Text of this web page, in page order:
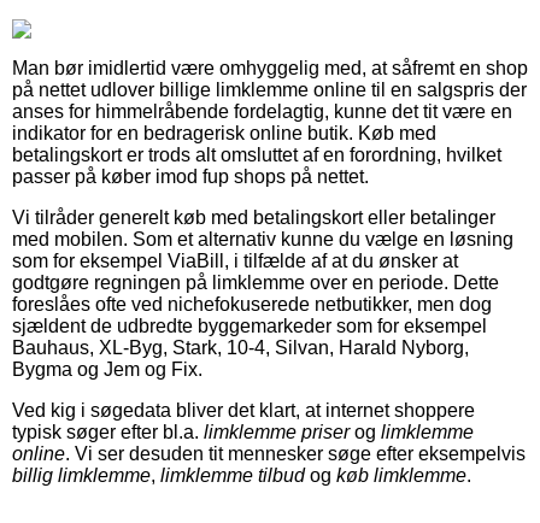
Man bør imidlertid være omhyggelig med, at såfremt en shop
på nettet udlover billige limklemme online til en salgspris der
anses for himmelråbende fordelagtig, kunne det tit være en
indikator for en bedragerisk online butik. Køb med
betalingskort er trods alt omsluttet af en forordning, hvilket
passer på køber imod fup shops på nettet.
Vi tilråder generelt køb med betalingskort eller betalinger
med mobilen. Som et alternativ kunne du vælge en løsning
som for eksempel ViaBill, i tilfælde af at du ønsker at
godtgøre regningen på limklemme over en periode. Dette
foreslåes ofte ved nichefokuserede netbutikker, men dog
sjældent de udbredte byggemarkeder som for eksempel
Bauhaus, XL-Byg, Stark, 10-4, Silvan, Harald Nyborg,
Bygma og Jem og Fix.
Ved kig i søgedata bliver det klart, at internet shoppere
typisk søger efter bl.a. limklemme priserog limklemme
online. Vi ser desuden tit mennesker søge efter eksempelvis
billig limklemme, limklemme tilbudog køb limklemme.